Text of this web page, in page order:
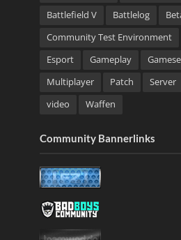
Battlefield V
Battlelog
Community Test Environment
Esport
Gameplay
Multiplayer
Patch Server
video
Waffen
Community Bannerlinks